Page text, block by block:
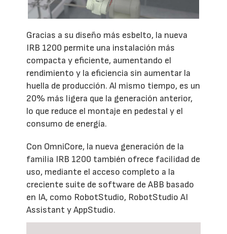
Gracias a su diseño más esbelto, la nueva
IRB 1200 permite una instalación más
compacta y eficiente, aumentando el
rendimiento y la eficiencia sin aumentar la
huella de producción. Al mismo tiempo, es un
20% más ligera que la generación anterior,
lo que reduce el montaje en pedestal y el
consumo de energía.
Con OmniCore, la nueva generación de la
familia IRB 1200 también ofrece facilidad de
uso, mediante el acceso completo a la
creciente suite de software de ABB basado
en IA, como RobotStudio, RobotStudio AI
Assistant y AppStudio.